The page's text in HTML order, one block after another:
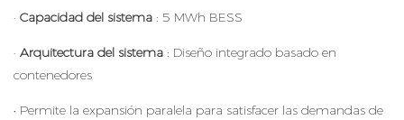
· Capacidad del sistema : 5 MWh BESS
· Arquitectura del sistema : Diseño integrado basado en
contenedores
• Permite la expansión paralela para satisfacer las demandas de